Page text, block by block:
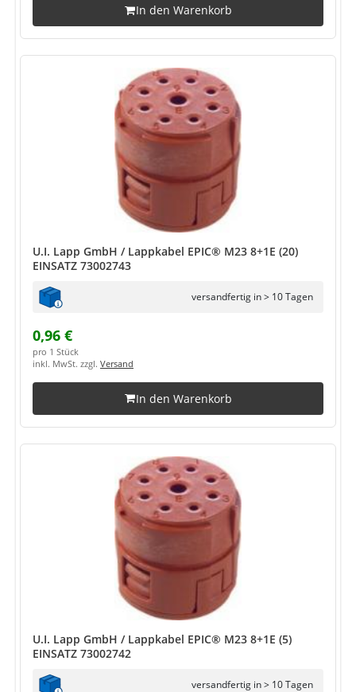
In den Warenkorb
U.I. Lapp GmbH / Lappkabel EPIC® M23 8+1E (20)
EINSATZ 73002743
versandfertig in > 10 Tagen
0,96 €
pro 1 Stück
inkl. MwSt. zzgl. Versand
In den Warenkorb
U.I. Lapp GmbH / Lappkabel EPIC® M23 8+1E (5)
EINSATZ 73002742
versandfertig in > 10 Tagen